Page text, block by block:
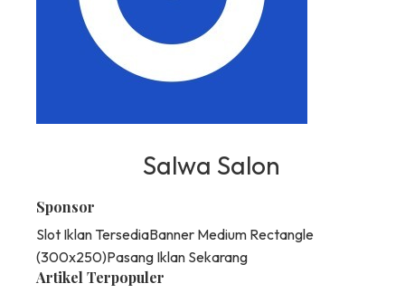
Salwa Salon
Sponsor
Slot Iklan TersediaBanner Medium Rectangle
(300x250)Pasang Iklan Sekarang
Artikel Terpopuler